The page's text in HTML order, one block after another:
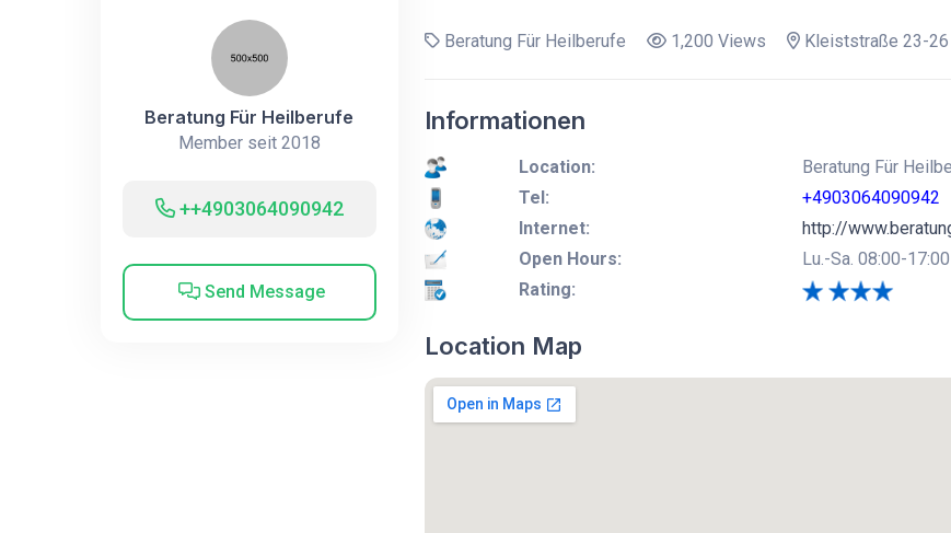
Beratung Für Heilberufe
Member seit 2018
++4903064090942
Send Message
Beratung Für Heilberufe 1,200 Views Kleiststraße 23-26
Informationen
Location:
Beratung Für
Tel:
+4903064090942
Internet:
http://
Open Hours:
Lu.-Sa. 08:00-17:00
Rating:
Location Map